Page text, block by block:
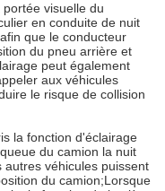
visuelle du
en conduite de nuit
que le conducteur
du pneu arrière et
peut également
aux véhicules
le risque de collision
la fonction d'éclairage
du camion la nuit
véhicules puissent
du camion;Lorsque